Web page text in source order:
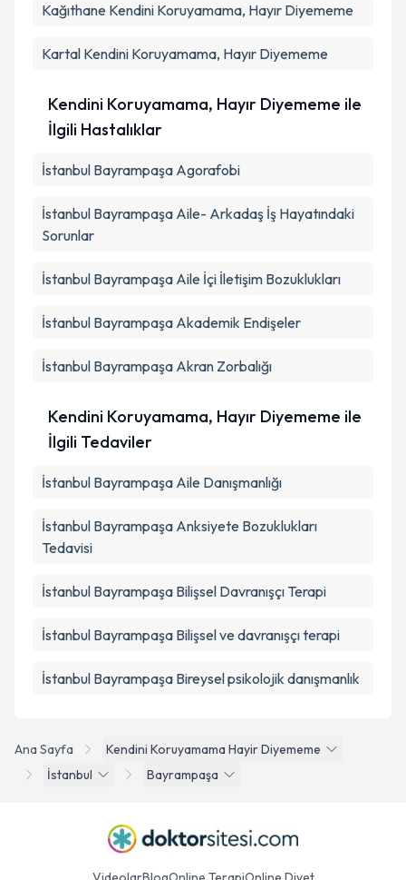
Ana Sayfa
Kendini Koruyamama Hayir Diyememe
İstanbul
Bayrampaşa
Kağıthane Kendini Koruyamama, Hayır Diyememe
Kartal Kendini Koruyamama, Hayır Diyememe
Kendini Koruyamama, Hayır Diyememe ile
İlgili Hastalıklar
İstanbul Bayrampaşa Agorafobi
İstanbul Bayrampaşa Aile- Arkadaş İş Hayatındaki
Sorunlar
İstanbul Bayrampaşa Aile İçi İletişim Bozuklukları
İstanbul Bayrampaşa Akademik Endişeler
İstanbul Bayrampaşa Akran Zorbalığı
Kendini Koruyamama, Hayır Diyememe ile
İlgili Tedaviler
İstanbul Bayrampaşa Aile Danışmanlığı
İstanbul Bayrampaşa Anksiyete Bozuklukları
Tedavisi
İstanbul Bayrampaşa Bilişsel Davranışçı Terapi
İstanbul Bayrampaşa Bilişsel ve davranışçı terapi
İstanbul Bayrampaşa Bireysel psikolojik danışmanlık